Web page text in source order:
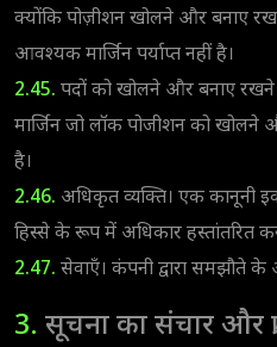
क्योंकि पोज़ीशन खोलने और बनाए
आवश्यक मार्जिन पर्याप्त नहीं है।
2.45. पदों को खोलने और बनाए
मार्जिन जो लॉक पोजीशन को
है।
2.46. अधिकृत व्यक्ति। एक कानूनी
हिस्से के रूप में अधिकार हस्तांतरित
2.47. सेवाएँ। कंपनी द्वारा समझौते के
3. सूचना का संचार और